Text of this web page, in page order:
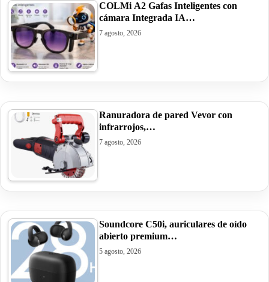
COLMi A2 Gafas Inteligentes con
cámara Integrada IA…
7 agosto, 2026
Ranuradora de pared Vevor con
infrarrojos,…
7 agosto, 2026
Soundcore C50i, auriculares de oído
abierto premium…
5 agosto, 2026